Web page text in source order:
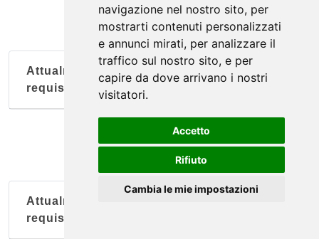
navigazione nel nostro sito, per
mostrarti contenuti personalizzati
e annunci mirati, per analizzare il
traffico sul nostro sito, e per
capire da dove arrivano i nostri
visitatori.
Accetto
Rifiuto
Cambia le mie impostazioni
Attualmente nessun soggetto con questi
requisiti
Attualmente nessun soggetto con questi
requisiti